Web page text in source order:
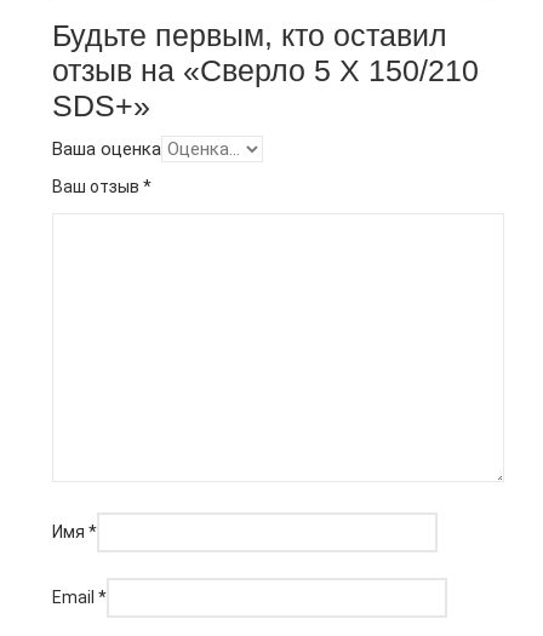
Будьте первым, кто оставил
отзыв на «Сверло 5 X 150/210
SDS+»
Ваша оценка
Ваш отзыв *
Имя *
Email *